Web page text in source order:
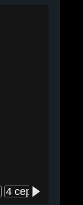
4 серия